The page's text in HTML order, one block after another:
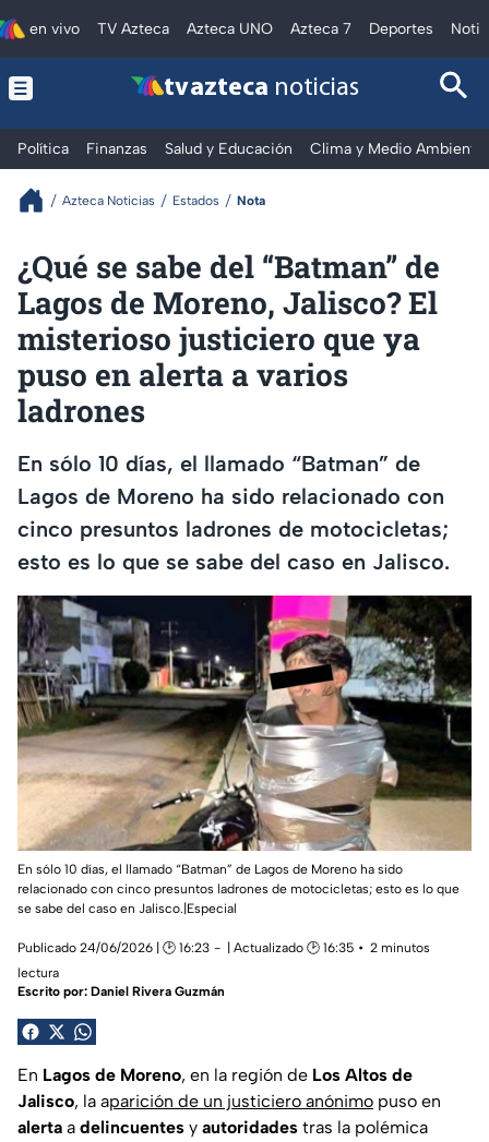
en vivo TV Azteca Azteca UNO Azteca 7 Deportes
tv azteca noticias
Política Finanzas Salud y Educación Clima y Medio Ambiente
Azteca Noticias Estados Nota
¿Qué se sabe del “Batman” de
Lagos de Moreno, Jalisco? El
misterioso justiciero que ya
puso en alerta a varios
ladrones
En sólo 10 días, el llamado “Batman” de
Lagos de Moreno ha sido relacionado con
cinco presuntos ladrones de motocicletas;
esto es lo que se sabe del caso en Jalisco.
En sólo 10 días, el llamado “Batman” de Lagos de Moreno ha sido
relacionado con cinco presuntos ladrones de motocicletas; esto es lo que
se sabe del caso en Jalisco.|Especial
Publicado 24/06/2026 | 🕑 16:23 | Actualizado 🕑 16:35
2 minutos
lectura
Escrito por: Daniel Rivera Guzmán
En Lagos de Moreno, en la región de Los Altos de
Jalisco, la aparición de un justiciero anónimo puso en
alerta a delincuentes y autoridades tras la polémica